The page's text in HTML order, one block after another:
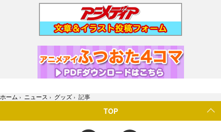
ホーム › ニュース › グッズ › 記事
TOP